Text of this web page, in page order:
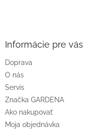
e
Informácie pre vás
Doprava
O nás
Servis
Značka GARDENA
Ako nakupovať
Moja objednávka